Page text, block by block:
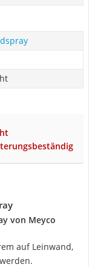
von Meyco
auf Leinwand,